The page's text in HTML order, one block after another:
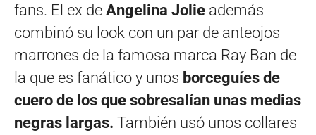
fans. El ex de Angelina Jolie además
combinó su look con un par de anteojos
marrones de la famosa marca Ray Ban de
la que es fanático y unos borceguíes de
cuero de los que sobresalían unas medias
negras largas. También usó unos collares